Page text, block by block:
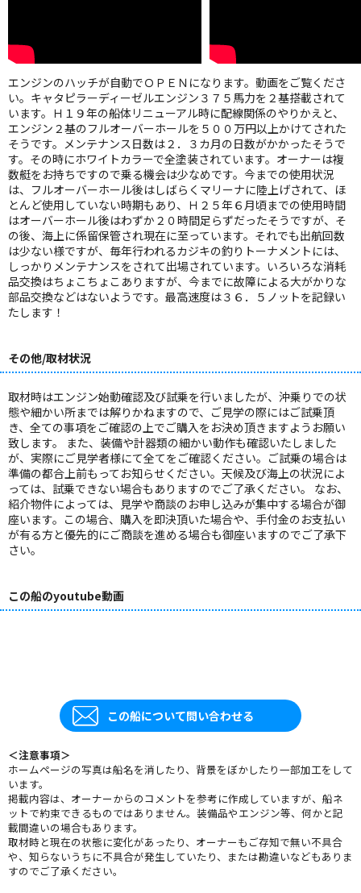
エンジンのハッチが自動でＯＰＥＮになります。動画をご覧くださ
い。キャタピラーディーゼルエンジン３７５馬力を２基搭載されて
います。Ｈ１９年の船体リニューアル時に配線関係のやりかえと、
エンジン２基のフルオーバーホールを５００万円以上かけてされた
そうです。メンテナンス日数は２．３カ月の日数がかかったそうで
す。その時にホワイトカラーで全塗装されています。オーナーは複
数艇をお持ちですので乗る機会は少なめです。今までの使用状況
は、フルオーバーホール後はしばらくマリーナに陸上げされて、ほ
とんど使用していない時期もあり、Ｈ２５年６月頃までの使用時間
はオーバーホール後はわずか２０時間足らずだったそうですが、そ
の後、海上に係留保管され現在に至っています。それでも出航回数
は少ない様ですが、毎年行われるカジキの釣りトーナメントには、
しっかりメンテナンスをされて出場されています。いろいろな消耗
品交換はちょこちょこありますが、今までに故障による大がかりな
部品交換などはないようです。最高速度は３６．５ノットを記録い
たします！
その他/取材状況
取材時はエンジン始動確認及び試乗を行いましたが、沖乗りでの状
態や細かい所までは解りかねますので、ご見学の際にはご試乗頂
き、全ての事項をご確認の上でご購入をお決め頂きますようお願い
致します。 また、装備や計器類の細かい動作も確認いたしました
が、実際にご見学者様にて全てをご確認ください。ご試乗の場合は
準備の都合上前もってお知らせください。天候及び海上の状況によ
っては、試乗できない場合もありますのでご了承ください。 なお、
紹介物件によっては、見学や商談のお申し込みが集中する場合が御
座います。この場合、購入を即決頂いた場合や、手付金のお支払い
が有る方と優先的にご商談を進める場合も御座いますのでご了承下
さい。
この船のyoutube動画
この船について問い合わせる
＜注意事項＞
ホームページの写真は船名を消したり、背景をぼかしたり一部加工をして
います。
掲載内容は、オーナーからのコメントを参考に作成していますが、船ネ
ットで約束できるものではありません。装備品やエンジン等、何かと記
載間違いの場合もあります。
取材時と現在の状態に変化があったり、オーナーもご存知で無い不具合
や、知らないうちに不具合が発生していたり、または勘違いなどもありま
すのでご了承ください。